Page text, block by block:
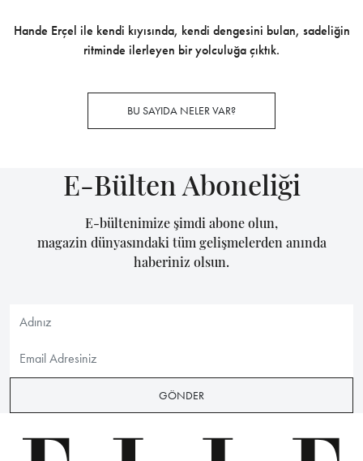
Hande Erçel ile kendi kıyısında, kendi dengesini bulan, sadeliğin
ritminde ilerleyen bir yolculuğa çıktık.
BU SAYIDA NELER VAR?
E-Bülten Aboneliği
E-bültenimize şimdi abone olun,
magazin dünyasındaki tüm gelişmelerden anında
haberiniz olsun.
GÖNDER